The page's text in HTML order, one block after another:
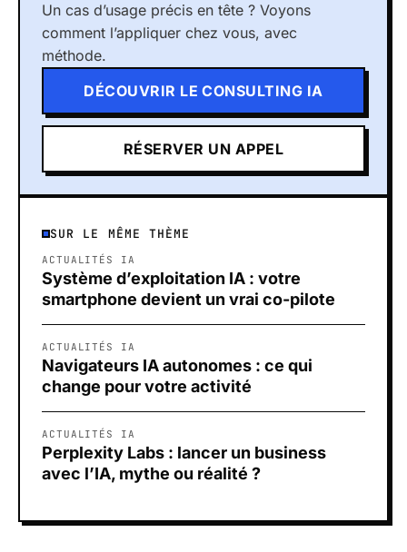
Un cas d’usage précis en tête ? Voyons
comment l’appliquer chez vous, avec
méthode.
DÉCOUVRIR LE CONSULTING IA
RÉSERVER UN APPEL
SUR LE MÊME THÈME
ACTUALITÉS IA
Système d’exploitation IA : votre
smartphone devient un vrai co-pilote
ACTUALITÉS IA
Navigateurs IA autonomes : ce qui
change pour votre activité
ACTUALITÉS IA
Perplexity Labs : lancer un business
avec l’IA, mythe ou réalité ?